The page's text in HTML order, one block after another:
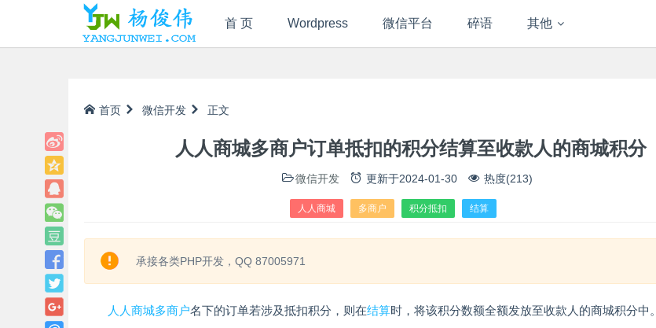
首 页 Wordpress 微信平台 碎语 其他
首页 微信开发 正文
人人商城多商户订单抵扣的积分结算至收款人的商城积分
微信开发 更新于2024-01-30 热度(213)
人人商城 多商户 积分抵扣 结算
承接各类PHP开发，QQ 87005971
人人商城多商户名下的订单若涉及抵扣积分，则在结算时，将该积分数额全额发放至收款人的商城积分中。